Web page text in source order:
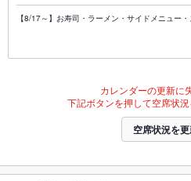
【8/17～】お寿司・ラーメン・サイドメニュー
カレンダーの更新に
下記ボタンを押して空席状況
空席状況を